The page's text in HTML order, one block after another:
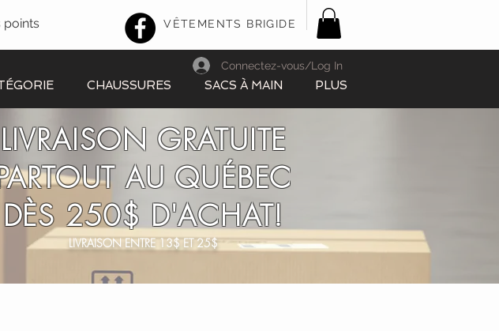
points VÊTEMENTS BRIGIDE
CHAUSSURES SACS À MAIN PLUS
Connectez-vous/Log In
LIVRAISON GRATUITE
AU QUÉBEC
DÈS 250$ D'ACHAT!
LIVRAISON ENTRE 13$ ET 25$